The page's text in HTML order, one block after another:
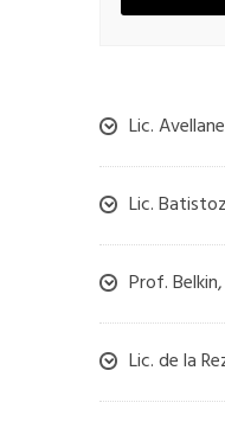
Lic.
Lic.
Prof.
Lic. de la